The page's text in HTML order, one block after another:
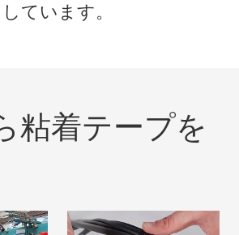
しています。
粘着テープを